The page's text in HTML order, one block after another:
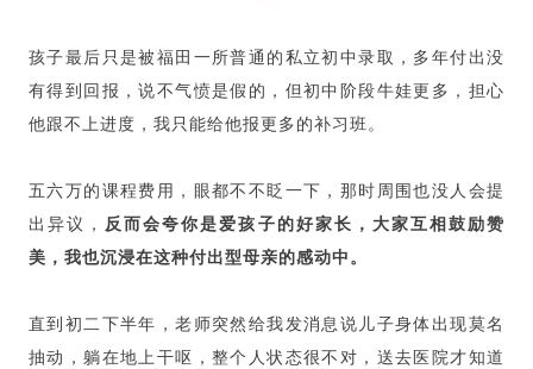
孩子最后只是被福田一所普通的私立初中录取，多年付出没
有得到回报，说不气愤是假的，但初中阶段牛娃更多，担心
他跟不上进度，我只能给他报更多的补习班。
五六万的课程费用，眼都不不眨一下，那时周围也没人会提
出异议， 反而会夸你是爱孩子的好家长，大家互相鼓励赞
美，我也沉浸在这种付出型母亲的感动中。
直到初二下半年，老师突然给我发消息说儿子身体出现莫名
抽动，躺在地上干呕，整个人状态很不对，送去医院才知道